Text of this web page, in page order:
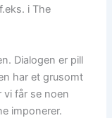
i The
Dialogen er pill
har et grusomt
vi får se noen
imponerer.